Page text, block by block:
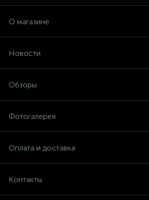
О магазине
Новости
Обзоры
Фотогалерея
Оплата и доставка
Контакты